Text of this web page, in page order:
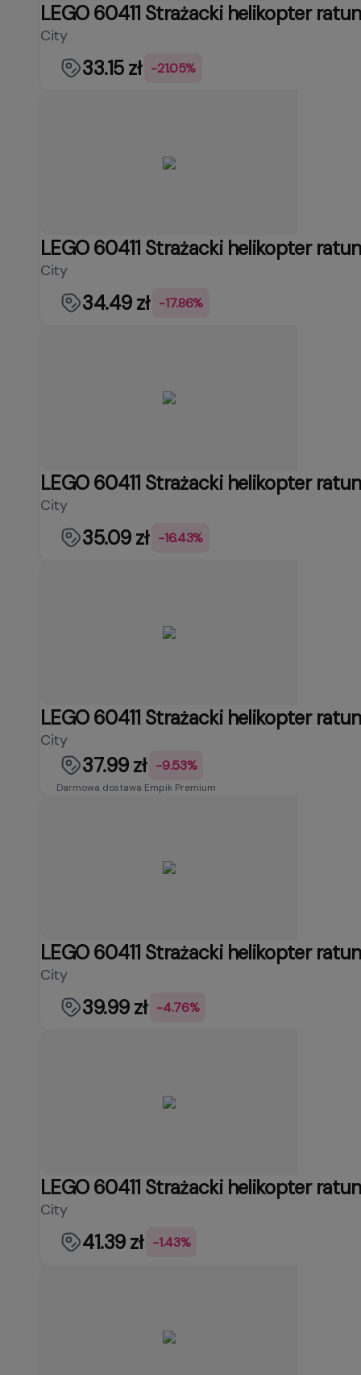
LEGO 60411 Strażacki helikopter
City
33.15 zł -21.05%
LEGO 60411 Strażacki helikopter
City
34.49 zł -17.86%
LEGO 60411 Strażacki helikopter
City
35.09 zł -16.43%
LEGO 60411 Strażacki helikopter
City
37.99 zł -9.53%
Darmowa dostawa Empik Premium
LEGO 60411 Strażacki helikopter
City
39.99 zł -4.76%
LEGO 60411 Strażacki helikopter
City
41.39 zł -1.43%